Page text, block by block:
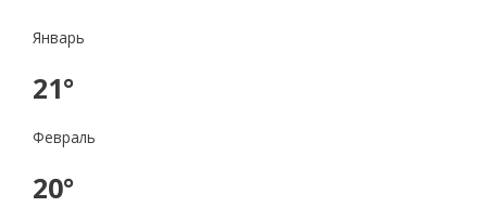
Январь
21°
Февраль
20°